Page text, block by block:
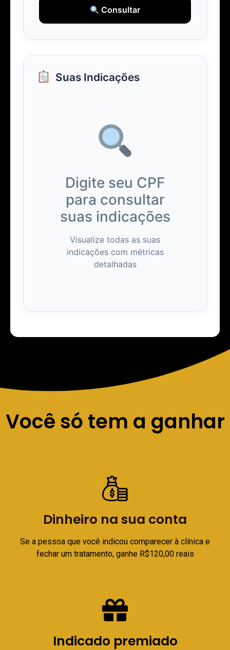
Consultar
Suas Indicações
Digite seu CPF
para consultar
suas indicações
Visualize todas as suas
indicações com métricas
detalhadas
Você só tem a ganhar
Dinheiro na sua conta
Se a pessoa que você indicou comparecer à clínica e
fechar um tratamento, ganhe R$120,00 reais
Indicado premiado